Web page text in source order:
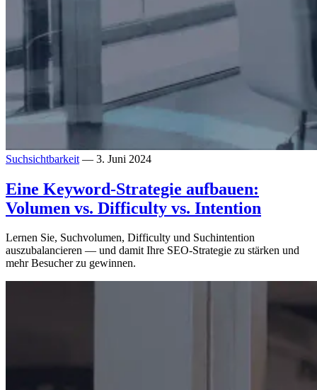
Suchsichtbarkeit — 3. Juni 2024
Eine Keyword-Strategie aufbauen:
Volumen vs. Difficulty vs. Intention
Lernen Sie, Suchvolumen, Difficulty und Suchintention
auszubalancieren — und damit Ihre SEO-Strategie zu stärken und
mehr Besucher zu gewinnen.